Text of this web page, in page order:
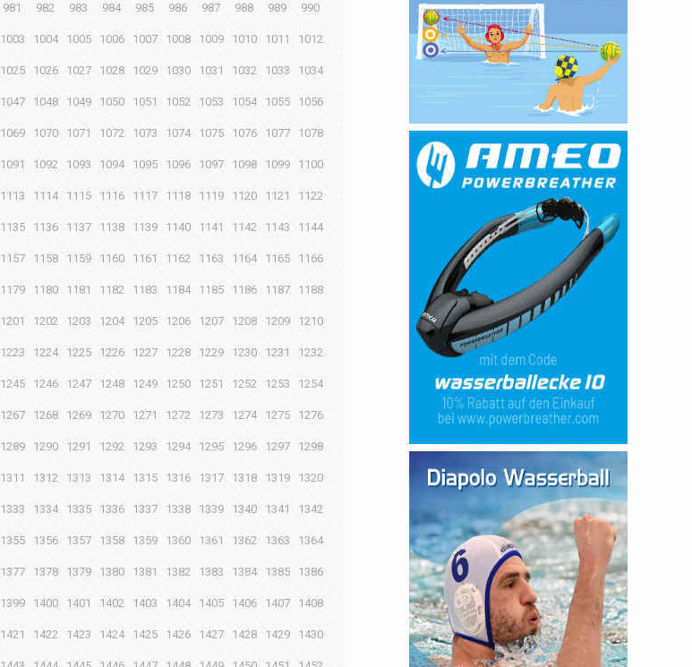
981 982 983 984 985 986 987 988 989 990
1003 1004 1005 1006 1007 1008 1009 1010 1011 1012
1025 1026 1027 1028 1029 1030 1031 1032 1033 1034
1047 1048 1049 1050 1051 1052 1053 1054 1055 1056
1069 1070 1071 1072 1073 1074 1075 1076 1077 1078
1091 1092 1093 1094 1095 1096 1097 1098 1099 1100
1113 1114 1115 1116 1117 1118 1119 1120 1121 1122
1135 1136 1137 1138 1139 1140 1141 1142 1143 1144
1157 1158 1159 1160 1161 1162 1163 1164 1165 1166
1179 1180 1181 1182 1183 1184 1185 1186 1187 1188
1201 1202 1203 1204 1205 1206 1207 1208 1209 1210
1223 1224 1225 1226 1227 1228 1229 1230 1231 1232
1245 1246 1247 1248 1249 1250 1251 1252 1253 1254
1267 1268 1269 1270 1271 1272 1273 1274 1275 1276
1289 1290 1291 1292 1293 1294 1295 1296 1297 1298
1311 1312 1313 1314 1315 1316 1317 1318 1319 1320
1333 1334 1335 1336 1337 1338 1339 1340 1341 1342
1355 1356 1357 1358 1359 1360 1361 1362 1363 1364
1377 1378 1379 1380 1381 1382 1383 1384 1385 1386
1399 1400 1401 1402 1403 1404 1405 1406 1407 1408
1421 1422 1423 1424 1425 1426 1427 1428 1429 1430